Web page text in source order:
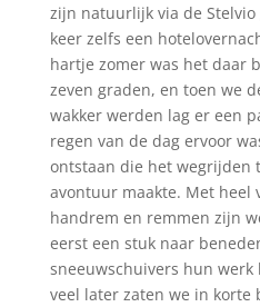
zijn natuurlijk via de
keer zelfs een
hartje zomer was het daar
zeven graden, en toen we
wakker werden lag er een
regen van de dag ervoor
ontstaan die het wegrijden
avontuur maakte. Met heel
handrem en remmen zijn
eerst een stuk naar
sneeuwschuivers hun
veel later zaten we in korte